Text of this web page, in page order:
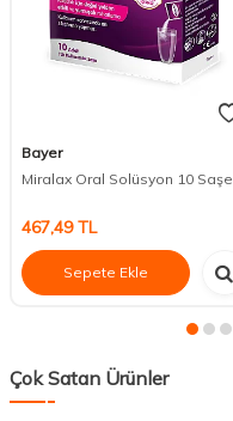
Bayer
Miralax Oral Solüsyon 10 Saşe
467,49TL
Sepete Ekle
Çok Satan Ürünler